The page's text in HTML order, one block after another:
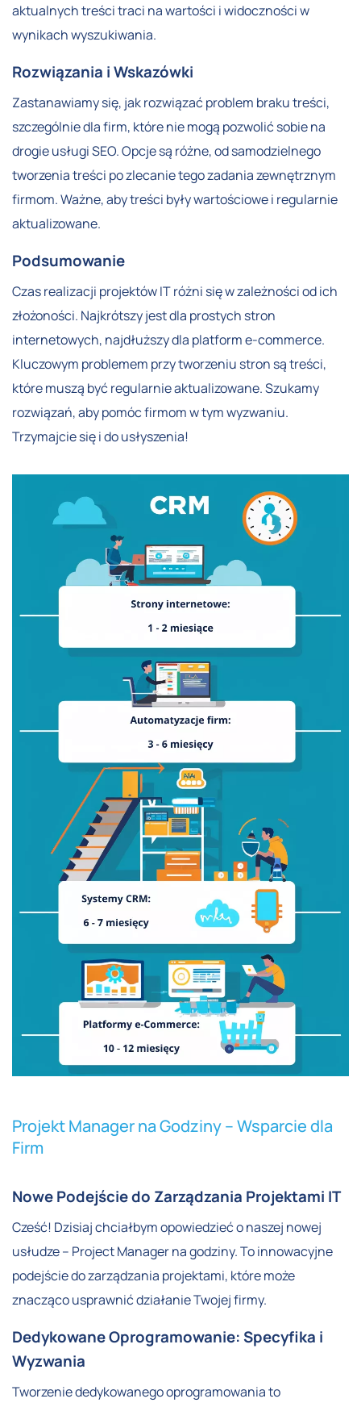
aktualnych treści traci na wartości i widoczności w
wynikach wyszukiwania.
Rozwiązania i Wskazówki
Zastanawiamy się, jak rozwiązać problem braku treści,
szczególnie dla firm, które nie mogą pozwolić sobie na
drogie usługi SEO. Opcje są różne, od samodzielnego
tworzenia treści po zlecanie tego zadania zewnętrznym
firmom. Ważne, aby treści były wartościowe i regularnie
aktualizowane.
Podsumowanie
Czas realizacji projektów IT różni się w zależności od ich
złożoności. Najkrótszy jest dla prostych stron
internetowych, najdłuższy dla platform e-commerce.
Kluczowym problemem przy tworzeniu stron są treści,
które muszą być regularnie aktualizowane. Szukamy
rozwiązań, aby pomóc firmom w tym wyzwaniu.
Trzymajcie się i do usłyszenia!
Projekt Manager na Godziny – Wsparcie dla
Firm
Nowe Podejście do Zarządzania Projektami IT
Cześć! Dzisiaj chciałbym opowiedzieć o naszej nowej
usłudze – Project Manager na godziny. To innowacyjne
podejście do zarządzania projektami, które może
znacząco usprawnić działanie Twojej firmy.
Dedykowane Oprogramowanie: Specyfika i
Wyzwania
Tworzenie dedykowanego oprogramowania to